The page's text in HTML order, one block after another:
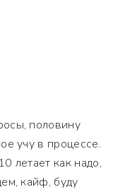
половину
учу в процессе.
летает как надо,
кайф, буду